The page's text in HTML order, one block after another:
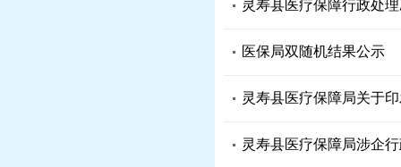
灵寿县医疗保障行政处
医保局双随机结果公示
灵寿县医疗保障局关于
灵寿县医疗保障局涉企